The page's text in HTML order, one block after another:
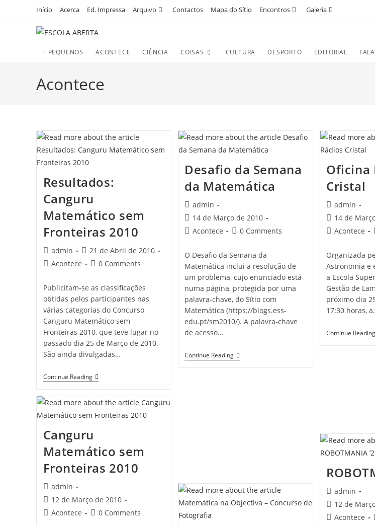
Início Acerca Ed. Impressa Arquivo Contactos Mapa do Sítio Encontros Galeria
+ PEQUENOS ACONTECE CIÊNCIA COISAS CULTURA DESPORTO EDITORIAL
Acontece
Resultados:
Canguru
Matemático sem
Fronteiras 2010
Post
author:
admin
Post
published:
21 de Abril de 2010
PostAcontece
Post0 Comments
Publicitam-se as classificações
obtidas pelos participantes nas
várias categorias do Concurso
Canguru Matemático sem
Fronteiras 2010, que teve lugar no
passado dia 25 de Março de 2010.
São ainda divulgadas…
Continue ReadingResultados:
Canguru
Sem
2010
Desafio da Semana
da Matemática
Post
author:
admin
Post
published:
14 de Março de 2010
PostAcontece
Post0 Comments
O Desafio da Semana da
Matemática inclui a resolução de
um problema, cujo enunciado está
numa página, protegida por uma
palavra-chave, do Sítio com
Matemática (https://blogs.ess-
edu.pt/sm2010/). A palavra-chave
de acesso…
Continue ReadingDesafio
Da
Oficina
Cristal
Post
author:
admin
Post
published:
14 de
PostAcontece
Organizada
Astronomia e
a Escola
Gestão de
próximo dia
17:30 horas,
Continue Reading
Canguru
Matemático sem
Fronteiras 2010
Post
author:
admin
Post
published:
12 de Março de 2010
PostAcontece
Post0 Comments
Post
author:
admin
Post
published:
12 de
PostAcontece